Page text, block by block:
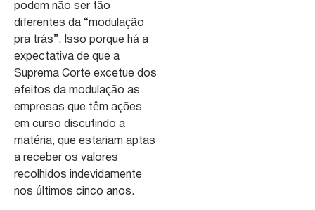
podem não ser tão
diferentes da “modulação
pra trás”. Isso porque há a
expectativa de que a
Suprema Corte excetue dos
efeitos da modulação as
empresas que têm ações
em curso discutindo a
matéria, que estariam aptas
a receber os valores
recolhidos indevidamente
nos últimos cinco anos.